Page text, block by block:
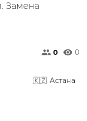
Замена
0 0
Астана